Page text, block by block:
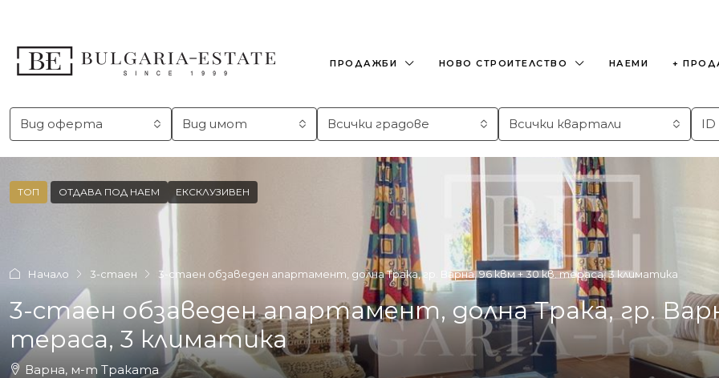
ПРОДАЖБИ НОВО СТРОИТЕЛСТВО НАЕМИ +
Вид оферта Вид имот Всички градове Всички квартали
ТОП ОТДАВА ПОД НАЕМ ЕКСКЛУЗИВЕН
Начало 3-стаен 3-стаен обзаведен апартамент, долна Трака, гр. Варна, 96 квм + 30 кв. тераса, 3 климатика
3-стаен обзаведен апартамент, долна Трака, гр.
тераса, 3 климатика
Варна, м-т Траката